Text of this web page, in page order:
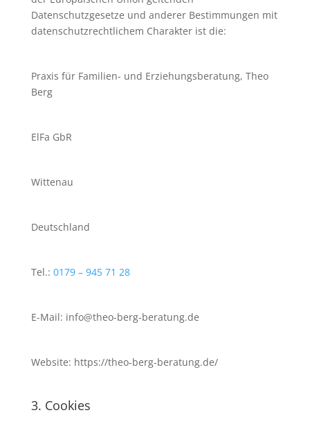
Datenschutzgesetze und anderer Bestimmungen mit
datenschutzrechtlichem Charakter ist die:
Praxis für Familien- und Erziehungsberatung, Theo
Berg
ElFa GbR
Wittenau
Deutschland
Tel.: 0179 – 945 71 28
E-Mail: info@theo-berg-beratung.de
Website: https://theo-berg-beratung.de/
3. Cookies